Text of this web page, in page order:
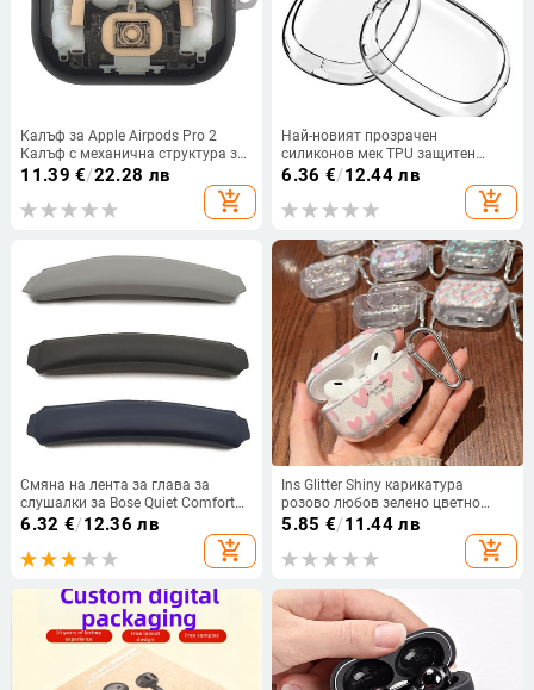
Калъф за Apple Airpods Pro 2
Калъф с механична структура за
AirPods Pro 3 2 1 Калъф за броня
на камерата Капак за слушалки
за калъф за AirPods3
11.39 €/22.28 лв
add_shopping_cart
Най-новият прозрачен
силиконов мек TPU защитен
калъф за безжични слушалки
слушалки Прозрачен капак
6.36 €/12.44 лв
add_shopping_cart
Смяна на лента за глава за
слушалки за Bose Quiet Comfort
QC25 QC35 QC45 Слушалки с
примка за глава, възглавница,
аксесоар за резервни части
6.32 €/12.36 лв
add_shopping_cart
Ins Glitter Shiny карикатура
розово любов зелено цветно
сърце усмивка сладък калъф за
слушалки за apple airpod pro 3 2 1
2-ра кутия за зареждане
5.85 €/11.44 лв
add_shopping_cart